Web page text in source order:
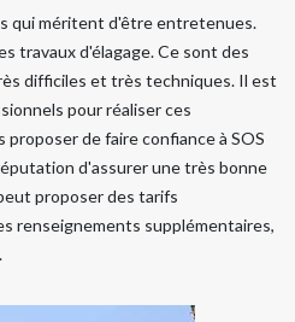
qui méritent d'être entretenues.
travaux d'élagage. Ce sont des
difficiles et très techniques. Il est
pour réaliser ces
de faire confiance à SOS
d'assurer une très bonne
proposer des tarifs
renseignements supplémentaires,